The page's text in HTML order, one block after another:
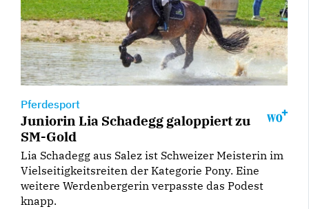
Pferdesport
Juniorin Lia Schadegg galoppiert zu
SM-Gold
Lia Schadegg aus Salez ist Schweizer Meisterin im
Vielseitigkeitsreiten der Kategorie Pony. Eine
weitere Werdenbergerin verpasste das Podest
knapp.